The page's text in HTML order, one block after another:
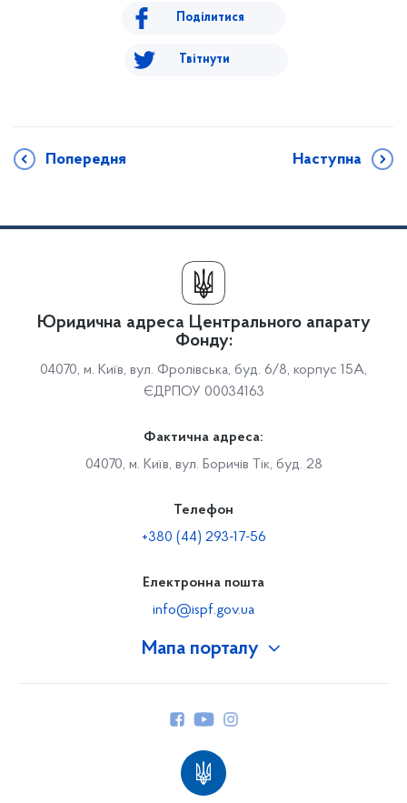
Поділитися
Твітнути
Попередня Наступна
Мапа порталу
Юридична адреса Центрального апарату
Фонду:
04070, м. Київ, вул. Фролівська, буд. 6/8, корпус 15А,
ЄДРПОУ 00034163
Фактична адреса:
04070, м. Київ, вул. Боричів Тік, буд. 28
Телефон
+380 (44) 293-17-56
Електронна пошта
info@ispf.gov.ua